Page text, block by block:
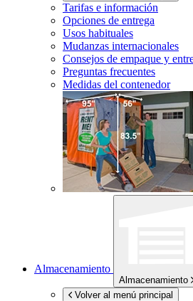
Tarifas e información
Opciones de entrega
Usos habituales
Mudanzas internacionales
Consejos de empaque y
Preguntas frecuentes
Medidas del contenedor
Almacenamiento
Almacenamiento
Volver al menú principal